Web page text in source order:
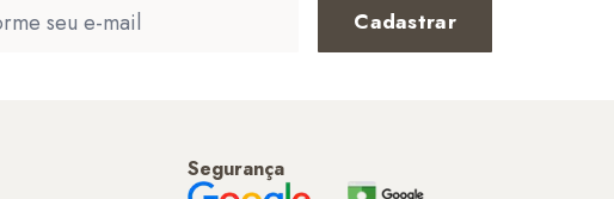
Cadastrar
Segurança